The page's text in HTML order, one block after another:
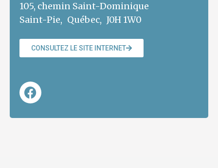
105, chemin Saint-Dominique
Saint-Pie, Québec, J0H 1W0
CONSULTEZ LE SITE INTERNET